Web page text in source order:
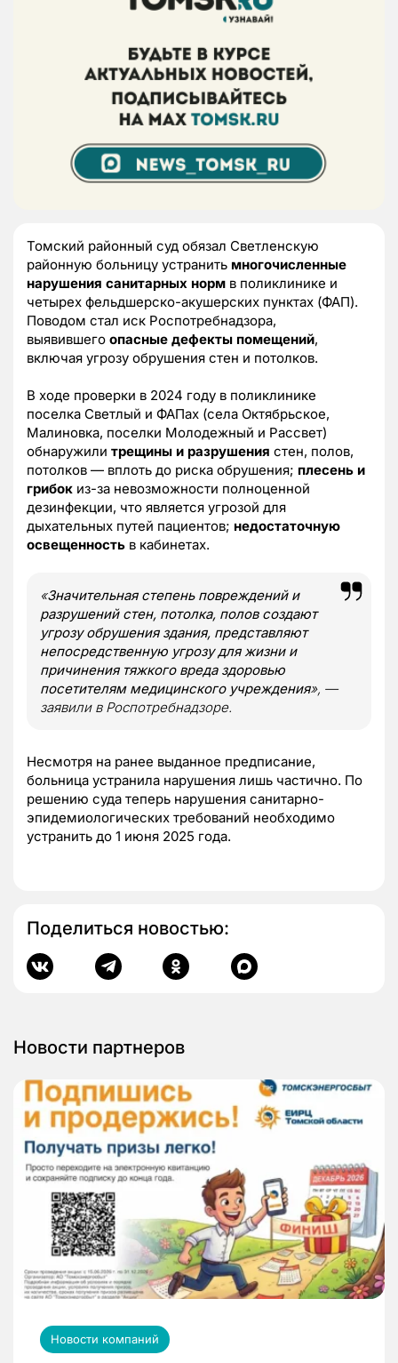
Томский районный суд обязал Светленскую
районную больницу устранить многочисленные
нарушения санитарных норм в поликлинике и
четырех фельдшерско-акушерских пунктах (ФАП).
Поводом стал иск Роспотребнадзора,
выявившего опасные дефекты помещений,
включая угрозу обрушения стен и потолков.
В ходе проверки в 2024 году в поликлинике
поселка Светлый и ФАПах (села Октябрьское,
Малиновка, поселки Молодежный и Рассвет)
обнаружили трещины и разрушения стен, полов,
потолков — вплоть до риска обрушения; плесень и
грибок из-за невозможности полноценной
дезинфекции, что является угрозой для
дыхательных путей пациентов; недостаточную
освещенность в кабинетах.
«Значительная степень повреждений и
разрушений стен, потолка, полов создают
угрозу обрушения здания, представляют
непосредственную угрозу для жизни и
причинения тяжкого вреда здоровью
посетителям медицинского учреждения», —
заявили в Роспотребнадзоре.
Несмотря на ранее выданное предписание,
больница устранила нарушения лишь частично. По
решению суда теперь нарушения санитарно-
эпидемиологических требований необходимо
устранить до 1 июня 2025 года.
Поделиться новостью:
Новости партнеров
Новости компаний